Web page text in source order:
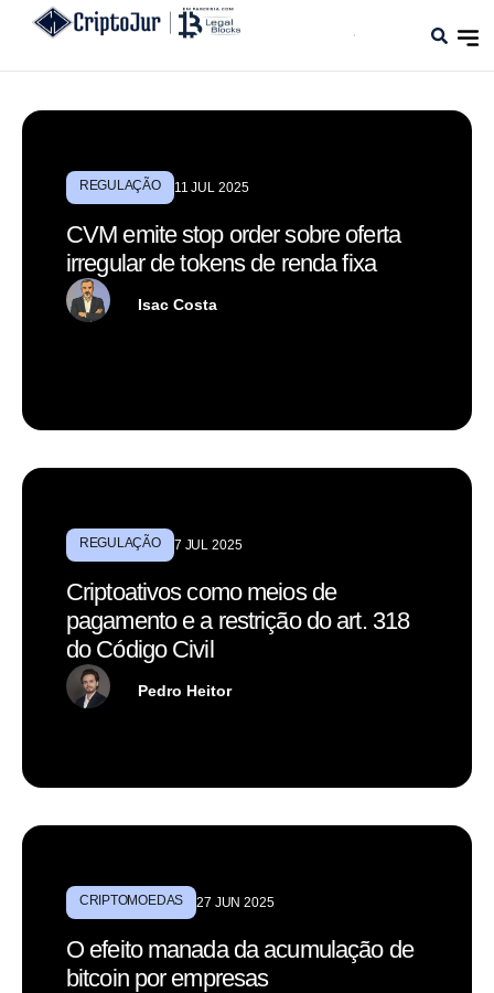
REGULAÇÃO 11 JUL 2025
CVM emite stop order sobre oferta
irregular de tokens de renda fixa
Isac Costa
REGULAÇÃO 7 JUL 2025
Criptoativos como meios de
pagamento e a restrição do art. 318
do Código Civil
Pedro Heitor
CRIPTOMOEDAS 27 JUN 2025
O efeito manada da acumulação de
bitcoin por empresas